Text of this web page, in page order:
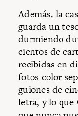
Además, la
guarda un
durmiendo
cientos de
recibidas en
fotos color
guiones de
letra, y lo que